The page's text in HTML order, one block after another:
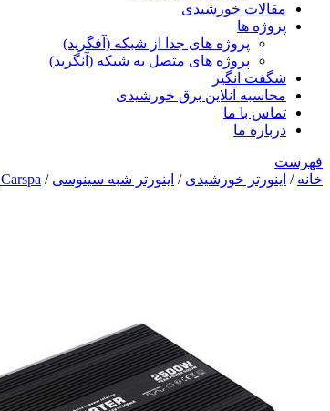
مقالات خورشیدی
پروژه ها
پروژه های جدا از شبکه (آفگرید)
پروژه های متصل به شبکه (آنگرید)
شگفت انگیز
محاسبه آنلاین برق خورشیدی
تماس با ما
درباره ما
فهرست
خانه / اینورتر خورشیدی / اینورتر شبه سینوسی / Carspa (چین)